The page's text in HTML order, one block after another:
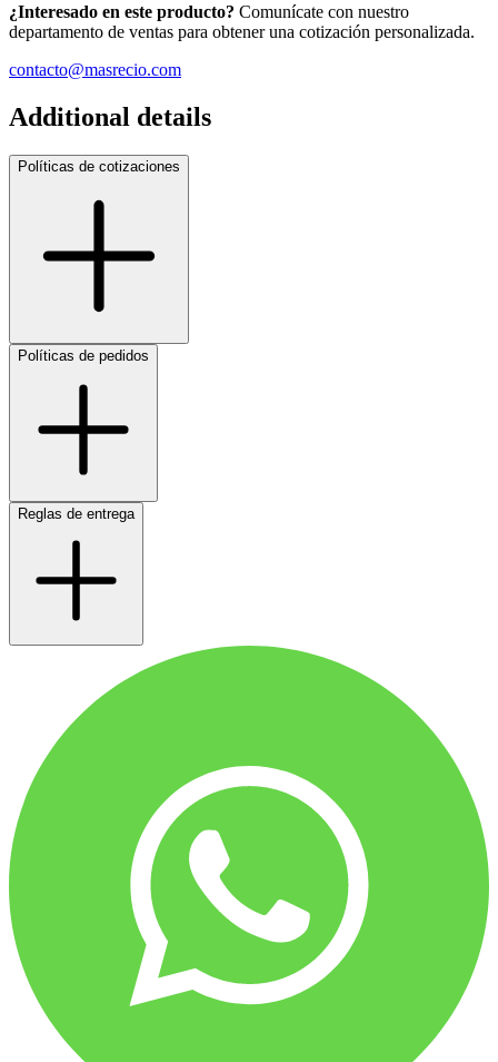
¿Interesado en este producto? Comunícate con nuestro
departamento de ventas para obtener una cotización personalizada.
contacto@masrecio.com
Additional details
Políticas de cotizaciones
Políticas de pedidos
Reglas de entrega